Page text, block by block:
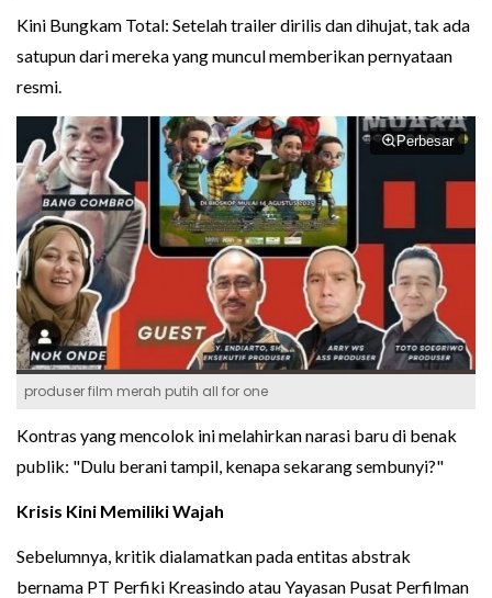
Kini Bungkam Total: Setelah trailer dirilis dan dihujat, tak ada
satupun dari mereka yang muncul memberikan pernyataan
resmi.
Perbesar
produser film merah putih all for one
Kontras yang mencolok ini melahirkan narasi baru di benak
publik: "Dulu berani tampil, kenapa sekarang sembunyi?"
Krisis Kini Memiliki Wajah
Sebelumnya, kritik dialamatkan pada entitas abstrak
bernama PT Perfiki Kreasindo atau Yayasan Pusat Perfilman